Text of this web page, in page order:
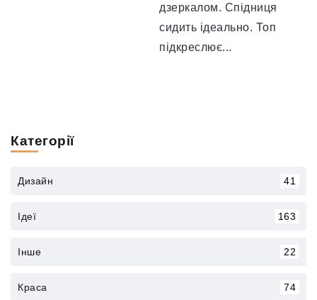
дзеркалом. Спідниця
сидить ідеально. Топ
підкреслює...
Категорії
Дизайн 41
Ідеї 163
Інше 22
Краса 74